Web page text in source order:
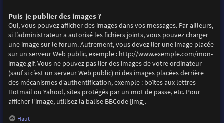
Puis-je publier des images ?
Oui, vous pouvez afficher des images dans vos messages. Par ailleurs,
si l’administrateur a autorisé les fichiers joints, vous pouvez charger
une image sur le forum. Autrement, vous devez lier une image placée
sur un serveur Web public, exemple : http://www.exemple.com/mon-
image.gif. Vous ne pouvez pas lier des images de votre ordinateur
(sauf si c’est un serveur Web public) ni des images placées derrière
des mécanismes d’authentification, exemple : boîtes aux lettres
Hotmail ou Yahoo!, sites protégés par un mot de passe, etc. Pour
afficher l’image, utilisez la balise BBCode [img].
Haut